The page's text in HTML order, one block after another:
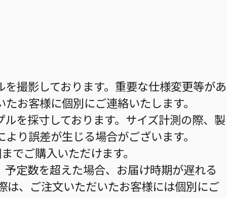
撮影しております。重要な仕様変更等があ
お客様に個別にご連絡いたします。
を採寸しております。サイズ計測の際、製
り誤差が生じる場合がございます。
でご購入いただけます。
定数を超えた場合、お届け時期が遅れる
は、ご注文いただいたお客様には個別にご